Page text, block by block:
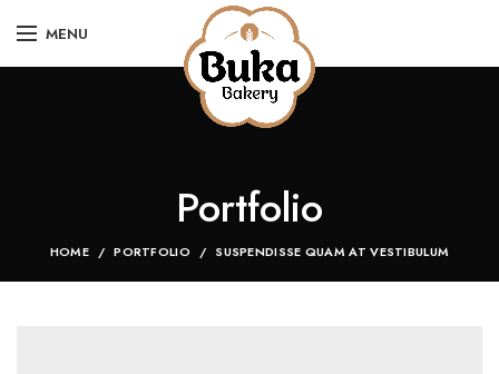
MENU
Portfolio
HOME PORTFOLIO SUSPENDISSE QUAM AT VESTIBULUM